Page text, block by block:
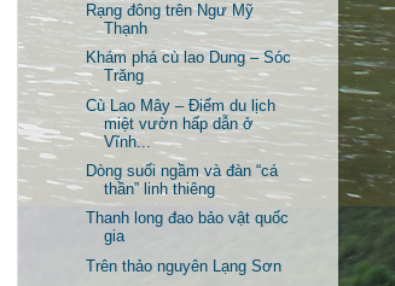
Rạng đông trên Ngư Mỹ
Thạnh
Khám phá cù lao Dung – Sóc
Trăng
Cù Lao Mây – Điểm du lịch
miệt vườn hấp dẫn ở
Vĩnh...
Dòng suối ngầm và đàn “cá
thần” linh thiêng
Thanh long đao bảo vật quốc
gia
Trên thảo nguyên Lạng Sơn